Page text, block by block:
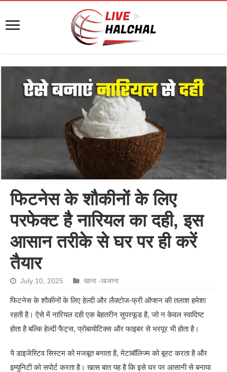
फिटनेस के शौकीनों के लिए
परफेक्ट है नारियल का दही, इस
आसान तरीके से घर पर ही करें
तैयार
July 10, 2025 खाना -खजाना
फिटनेस के शौकीनों के लिए हेल्दी और लैक्टोज-फ्री ऑप्शन की तलाश हमेशा
रहती है। ऐसे में नारियल दही एक बेहतरीन सुपरफूड है, जो न केवल स्वादिष्ट
होता है बल्कि हेल्दी फैट्स, प्रोबायोटिक्स और फाइबर से भरपूर भी होता है।
ये डाइजेस्टिव सिस्टम को मजबूत बनाता है, मेटाबॉलिज्म को बूस्ट करता है और
इम्युनिटी को सपोर्ट करता है। खास बात यह है कि इसे घर पर आसानी से बनाया